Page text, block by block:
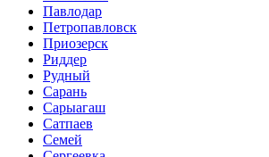
Павлодар
Петропавловск
Приозерск
Риддер
Рудный
Сарань
Сарыагаш
Сатпаев
Семей